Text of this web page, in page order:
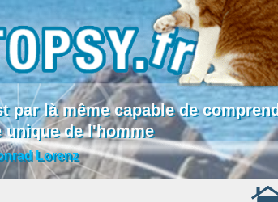
là même capable de
unique de l'homme
Lorenz